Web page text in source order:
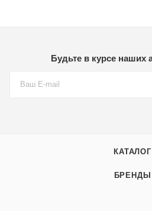
Будьте в курсе наших
КАТАЛОГ
БРЕНДЫ